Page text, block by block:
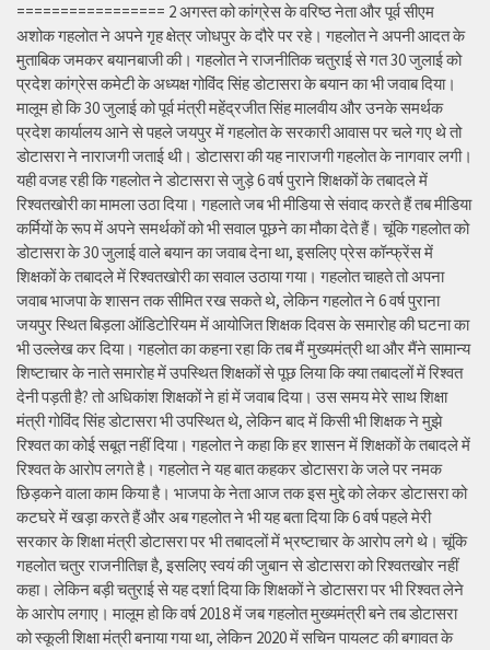
================= 2 अगस्त को कांग्रेस के वरिष्ठ नेता और पूर्व सीएम
अशोक गहलोत ने अपने गृह क्षेत्र जोधपुर के दौरे पर रहे। गहलोत ने अपनी आदत के
मुताबिक जमकर बयानबाजी की। गहलोत ने राजनीतिक चतुराई से गत 30 जुलाई को
प्रदेश कांग्रेस कमेटी के अध्यक्ष गोविंद सिंह डोटासरा के बयान का भी जवाब दिया।
मालूम हो कि 30 जुलाई को पूर्व मंत्री महेंद्रजीत सिंह मालवीय और उनके समर्थक
प्रदेश कार्यालय आने से पहले जयपुर में गहलोत के सरकारी आवास पर चले गए थे तो
डोटासरा ने नाराजगी जताई थी। डोटासरा की यह नाराजगी गहलोत के नागवार लगी।
यही वजह रही कि गहलोत ने डोटासरा से जुड़े 6 वर्ष पुराने शिक्षकों के तबादले में
रिश्वतखोरी का मामला उठा दिया। गहलाते जब भी मीडिया से संवाद करते हैं तब मीडिया
कर्मियों के रूप में अपने समर्थकों को भी सवाल पूछने का मौका देते हैं। चूंकि गहलोत को
डोटासरा के 30 जुलाई वाले बयान का जवाब देना था, इसलिए प्रेस कॉन्फ्रेंस में
शिक्षकों के तबादले में रिश्वतखोरी का सवाल उठाया गया। गहलोत चाहते तो अपना
जवाब भाजपा के शासन तक सीमित रख सकते थे, लेकिन गहलोत ने 6 वर्ष पुराना
जयपुर स्थित बिड़ला ऑडिटोरियम में आयोजित शिक्षक दिवस के समारोह की घटना का
भी उल्लेख कर दिया। गहलोत का कहना रहा कि तब मैं मुख्यमंत्री था और मैंने सामान्य
शिष्टाचार के नाते समारोह में उपस्थित शिक्षकों से पूछ लिया कि क्या तबादलों में रिश्वत
देनी पड़ती है? तो अधिकांश शिक्षकों ने हां में जवाब दिया। उस समय मेरे साथ शिक्षा
मंत्री गोविंद सिंह डोटासरा भी उपस्थित थे, लेकिन बाद में किसी भी शिक्षक ने मुझे
रिश्वत का कोई सबूत नहीं दिया। गहलोत ने कहा कि हर शासन में शिक्षकों के तबादले में
रिश्वत के आरोप लगते है। गहलोत ने यह बात कहकर डोटासरा के जले पर नमक
छिड़कने वाला काम किया है। भाजपा के नेता आज तक इस मुद्दे को लेकर डोटासरा को
कटघरे में खड़ा करते हैं और अब गहलोत ने भी यह बता दिया कि 6 वर्ष पहले मेरी
सरकार के शिक्षा मंत्री डोटासरा पर भी तबादलों में भ्रष्टाचार के आरोप लगे थे। चूंकि
गहलोत चतुर राजनीतिज्ञ है, इसलिए स्वयं की जुबान से डोटासरा को रिश्वतखोर नहीं
कहा। लेकिन बड़ी चतुराई से यह दर्शा दिया कि शिक्षकों ने डोटासरा पर भी रिश्वत लेने
के आरोप लगाए। मालूम हो कि वर्ष 2018 में जब गहलोत मुख्यमंत्री बने तब डोटासरा
को स्कूली शिक्षा मंत्री बनाया गया था, लेकिन 2020 में सचिन पायलट की बगावत के